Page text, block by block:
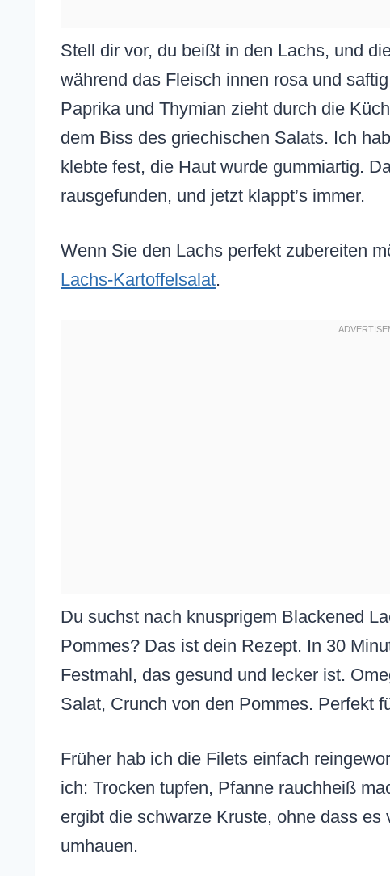
Stell dir vor, du beißt in den Lachs, und
während das Fleisch innen rosa und
Paprika und Thymian zieht durch die
dem Biss des griechischen Salats. Ich
klebte fest, die Haut wurde gummiartig.
rausgefunden, und jetzt klappt’s immer.
Wenn Sie den Lachs perfekt zubereiten
Lachs-Kartoffelsalat.
Du suchst nach knusprigem Blackened
Pommes? Das ist dein Rezept. In 30
Festmahl, das gesund und lecker ist.
Salat, Crunch von den Pommes. Perfekt
Früher hab ich die Filets einfach
ich: Trocken tupfen, Pfanne rauchheiß
ergibt die schwarze Kruste, ohne dass
umhauen.